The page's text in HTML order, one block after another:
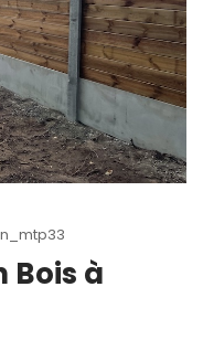
Bois à